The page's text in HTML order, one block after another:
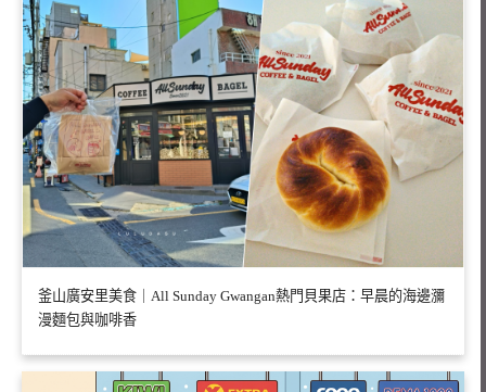
釜山廣安里美食｜All Sunday Gwangan熱門貝果店：早晨的海邊瀰
漫麵包與咖啡香